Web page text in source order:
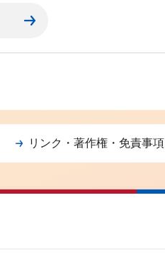
リンク・著作権・免責事項